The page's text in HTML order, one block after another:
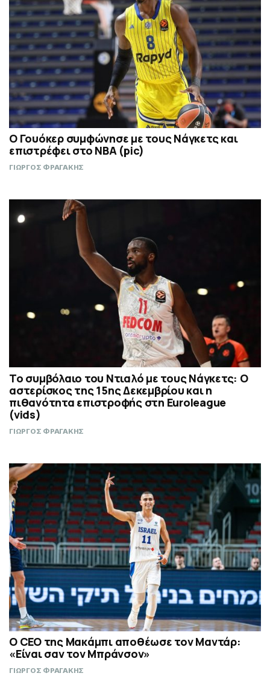
Ο Γουόκερ συμφώνησε με τους Νάγκετς και
επιστρέφει στο NBA (pic)
ΓΙΩΡΓΟΣ ΦΡΑΓΑΚΗΣ
Το συμβόλαιο του Ντιαλό με τους Νάγκετς: Ο
αστερίσκος της 15ης Δεκεμβρίου και η
πιθανότητα επιστροφής στη Euroleague
(vids)
ΓΙΩΡΓΟΣ ΦΡΑΓΑΚΗΣ
Ο CEO της Μακάμπι αποθέωσε τον Μαντάρ:
«Είναι σαν τον Μπράνσον»
ΓΙΩΡΓΟΣ ΦΡΑΓΑΚΗΣ